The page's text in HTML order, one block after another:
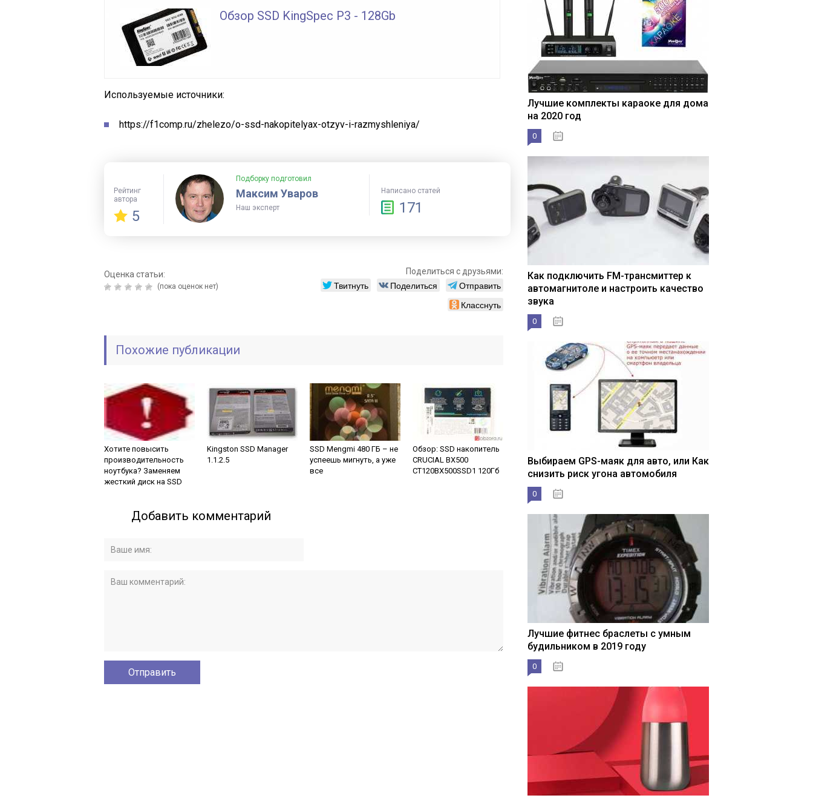
Обзор SSD KingSpec P3 - 128Gb
Используемые источники:
https://f1comp.ru/zhelezo/o-ssd-nakopitelyax-otzyv-i-razmyshleniya/
Рейтинг
автора
5
Подборку подготовил
Максим Уваров
Наш эксперт
Написано статей
171
Оценка статьи:
(пока оценок нет)
Поделиться с друзьями:
Твитнуть Поделиться
Отправить
Класснуть
Похожие публикации
Хотите повысить
производительность
ноутбука? Заменяем
жесткий диск на SSD
Kingston SSD Manager
1.1.2.5
SSD Mengmi 480 ГБ – не
успеешь мигнуть, а уже
все
Обзор: SSD накопитель
CRUCIAL BX500
CT120BX500SSD1 120Гб
Добавить комментарий
Лучшие комплекты караоке для дома
на 2020 год
0
Как подключить FM-трансмиттер к
автомагнитоле и настроить качество
звука
0
Выбираем GPS-маяк для авто, или Как
снизить риск угона автомобиля
0
Лучшие фитнес браслеты с умным
будильником в 2019 году
0